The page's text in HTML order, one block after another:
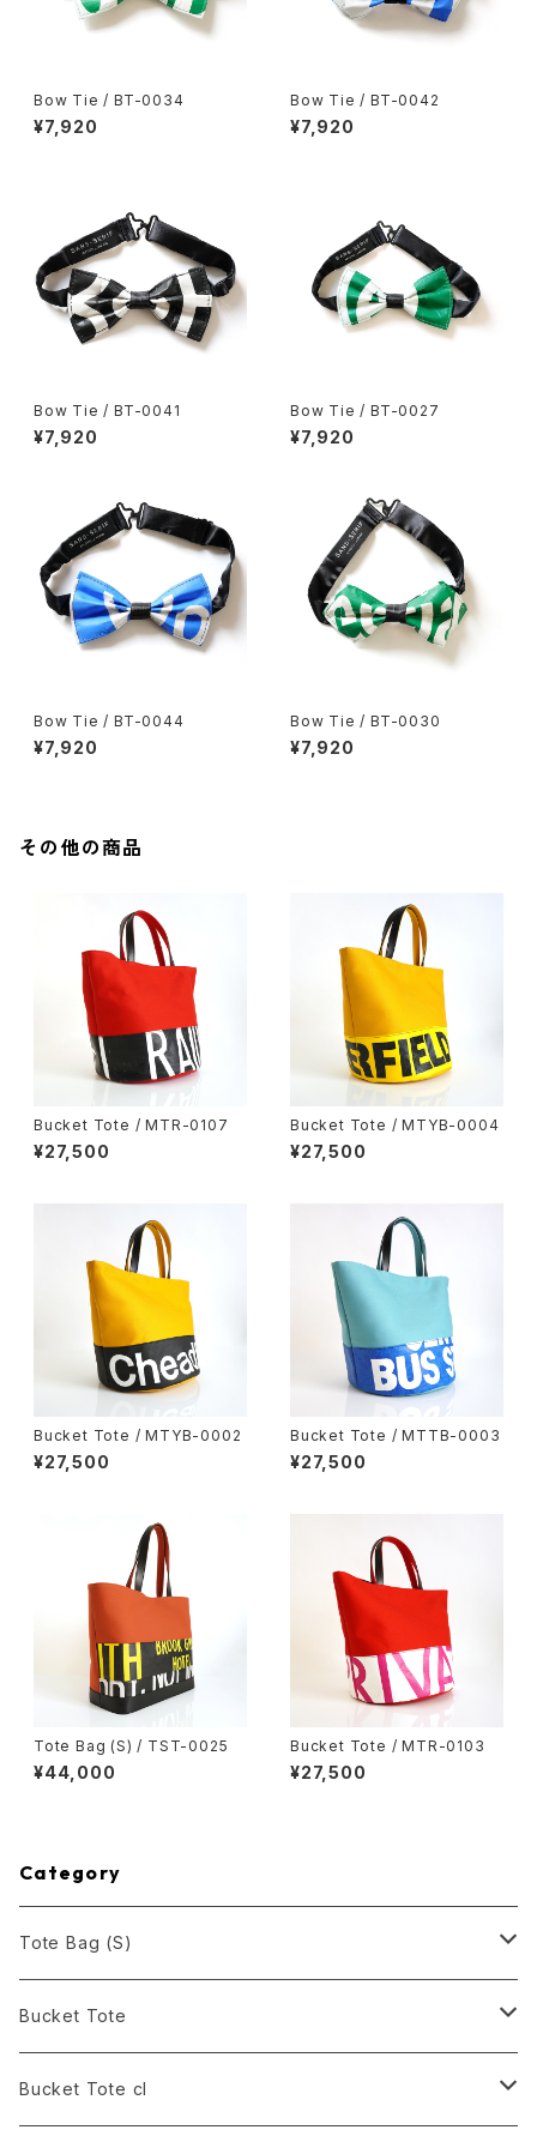
Bow Tie / BT-0034
¥7,920
Bow Tie / BT-0042
¥7,920
Bow Tie / BT-0041
¥7,920
Bow Tie / BT-0027
¥7,920
Bow Tie / BT-0044
¥7,920
Bow Tie / BT-0030
¥7,920
その他の商品
Bucket Tote / MTR-0107
¥27,500
Bucket Tote / MTYB-0004
¥27,500
Bucket Tote / MTYB-0002
¥27,500
Bucket Tote / MTTB-0003
¥27,500
Tote Bag (S) / TST-0025
¥44,000
Bucket Tote / MTR-0103
¥27,500
Category
Tote Bag (S)
Black
White
Bucket Tote
Black
Bucket Tote cl